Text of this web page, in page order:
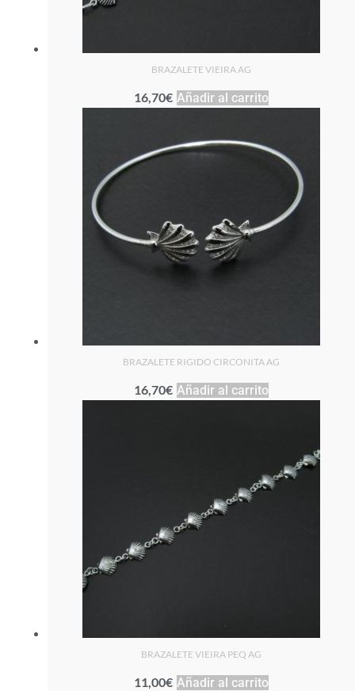
BRAZALETE VIEIRA AG
16,70€ Añadir al carrito
BRAZALETE RIGIDO CIRCONITA AG
16,70€ Añadir al carrito
BRAZALETE VIEIRA PEQ AG
11,00€ Añadir al carrito